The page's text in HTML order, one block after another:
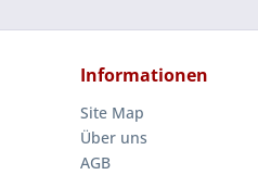
Informationen
Site Map
Über uns
AGB